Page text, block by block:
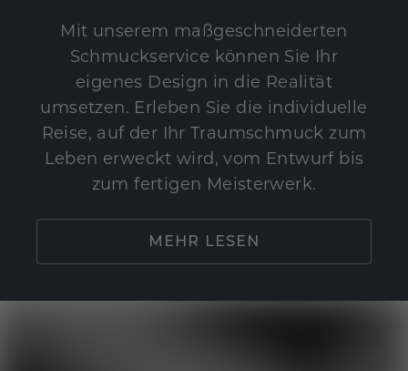
Mit unserem maßgeschneiderten
Schmuckservice können Sie Ihr
eigenes Design in die Realität
umsetzen. Erleben Sie die individuelle
Reise, auf der Ihr Traumschmuck zum
Leben erweckt wird, vom Entwurf bis
zum fertigen Meisterwerk.
MEHR LESEN